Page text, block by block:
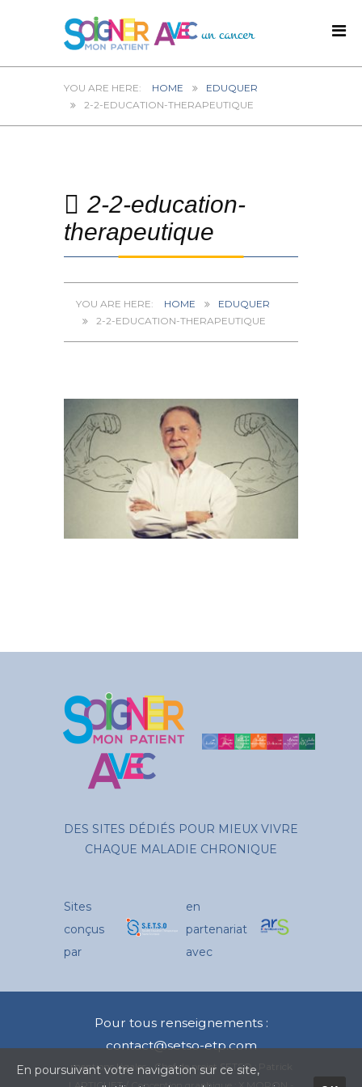
HOME
EDUQUER
2-2-EDUCATION-THERAPEUTIQUE
2-2-education-
therapeutique
HOME
EDUQUER
2-2-EDUCATION-THERAPEUTIQUE
DES SITES DÉDIÉS POUR MIEUX VIVRE
CHAQUE MALADIE CHRONIQUE
Sites
conçus
par
en
partenariat
avec
Pour tous renseignements :
contact@setso-etp.com
mentions légales- Chef de projet SETSO : Patrick
En poursuivant votre navigation sur ce site,